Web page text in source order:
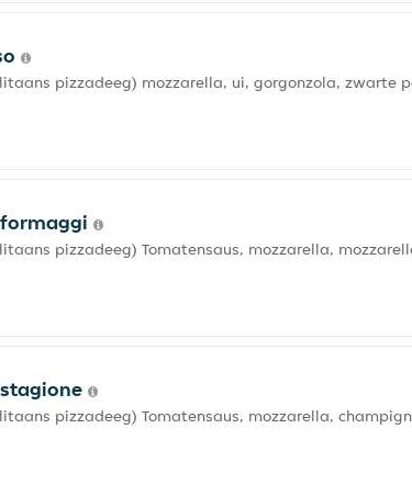
pizzadeeg) mozzarella, ui, gorgonzola, zwarte
pizzadeeg) Tomatensaus, mozzarella,
pizzadeeg) Tomatensaus, mozzarella,